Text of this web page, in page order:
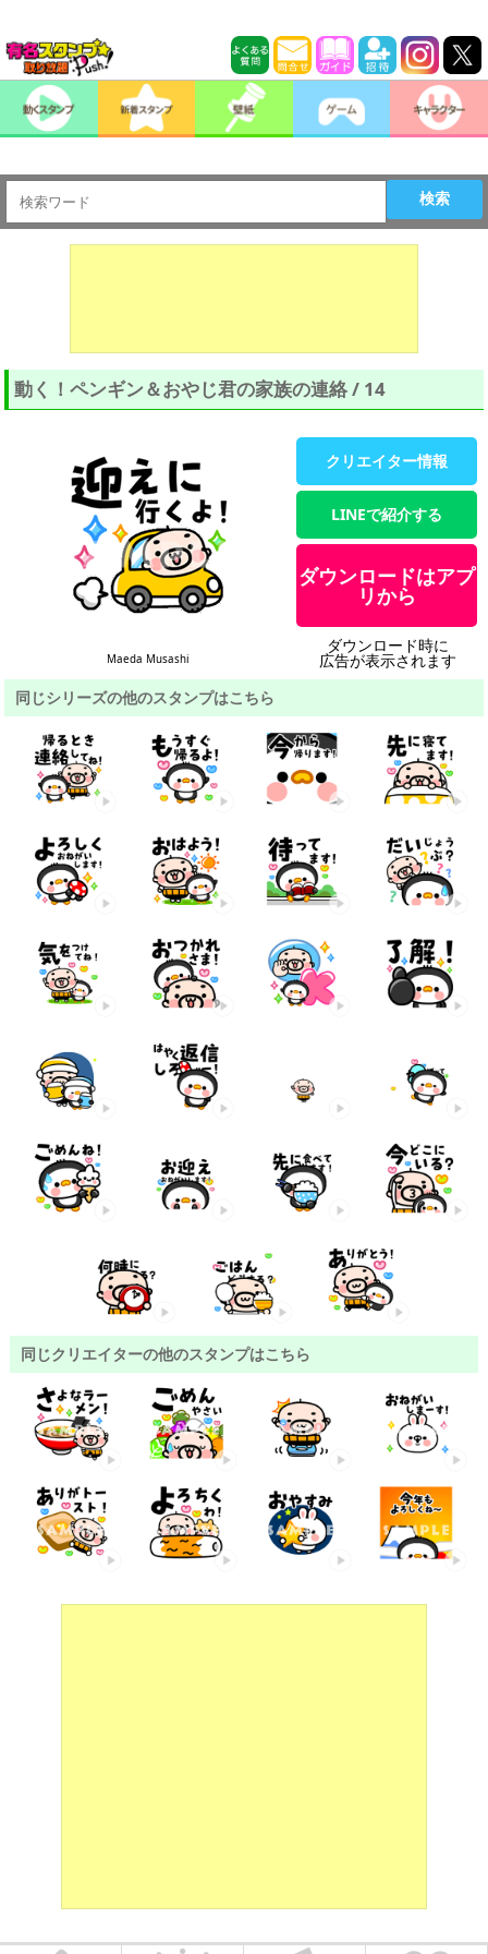
検索
動く！ペンギン＆おやじ君の家族の連絡 / 14
Maeda Musashi
クリエイター情報
LINEで紹介する
ダウンロードはアプ
リから
ダウンロード時に
広告が表示されます
同じシリーズの他のスタンプはこちら
同じクリエイターの他のスタンプはこちら